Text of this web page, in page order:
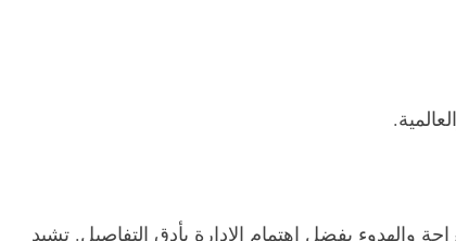
والهدوء بفضل اهتمام الإدارة بأدق التفاصيل. تشيد